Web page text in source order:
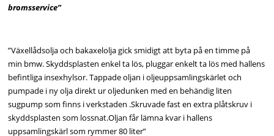
bromsservice”
”Växellådsolja och bakaxelolja gick smidigt att byta på en timme på
min bmw. Skyddsplasten enkel ta lös, pluggar enkelt ta lös med hallens
befintliga insexhylsor. Tappade oljan i oljeuppsamlingskärlet och
pumpade i ny olja direkt ur oljedunken med en behändig liten
sugpump som finns i verkstaden .Skruvade fast en extra plåtskruv i
skyddsplasten som lossnat.Oljan får lämna kvar i hallens
uppsamlingskärl som rymmer 80 liter”